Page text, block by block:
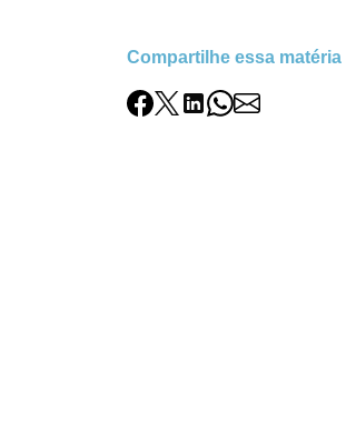
Compartilhe essa matéria